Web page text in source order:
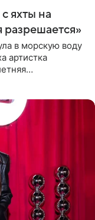
яхты на
разрешается»
в морскую воду
артистка